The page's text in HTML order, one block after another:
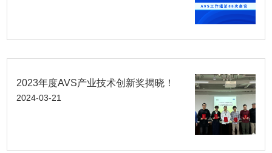
2023年度AVS产业技术创新奖揭晓！
2024-03-21